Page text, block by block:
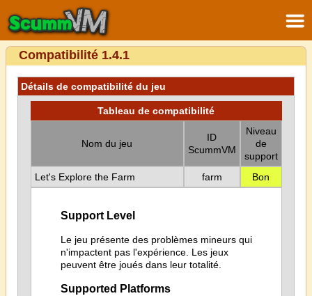
Compatibilité 1.4.1
Détails de compatibilité du jeu
Tableau de compatibilité
Nom du jeu
ID
ScummVM
Niveau
de
support
Let's Explore the Farm
farm Bon
Support Level
Le jeu présente des problèmes mineurs qui
n'impactent pas l'expérience. Les jeux
peuvent être joués dans leur totalité.
Supported Platforms